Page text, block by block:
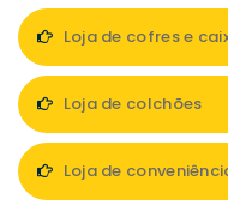
Loja de cofres e
Loja de colchões
Loja de